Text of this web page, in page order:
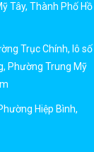
Tây, Thành Phố Hồ
Trục Chính, lô số
Phường Trung Mỹ
Hiệp Bình,